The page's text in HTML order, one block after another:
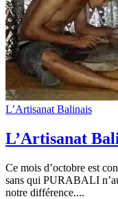
L’Artisanat Balinais
L’Artisanat
Ce mois d’octobre est
sans qui PURABALI
notre différence....